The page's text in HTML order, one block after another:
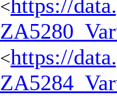
<https://
<https://